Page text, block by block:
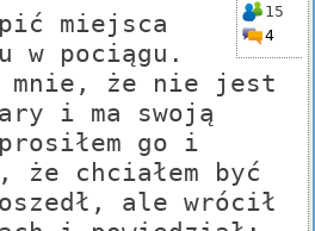
15
4
miejsca
w pociągu.
mnie, że nie jest
i ma swoją
go i
że chciałem być
ale wrócił